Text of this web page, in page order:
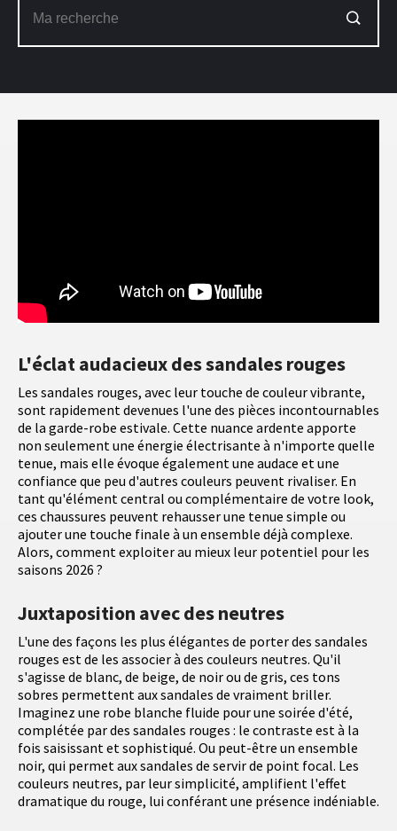
L'éclat audacieux des sandales rouges
Les sandales rouges, avec leur touche de couleur vibrante,
sont rapidement devenues l'une des pièces incontournables
de la garde-robe estivale. Cette nuance ardente apporte
non seulement une énergie électrisante à n'importe quelle
tenue, mais elle évoque également une audace et une
confiance que peu d'autres couleurs peuvent rivaliser. En
tant qu'élément central ou complémentaire de votre look,
ces chaussures peuvent rehausser une tenue simple ou
ajouter une touche finale à un ensemble déjà complexe.
Alors, comment exploiter au mieux leur potentiel pour les
saisons 2026 ?
Juxtaposition avec des neutres
L'une des façons les plus élégantes de porter des sandales
rouges est de les associer à des couleurs neutres. Qu'il
s'agisse de blanc, de beige, de noir ou de gris, ces tons
sobres permettent aux sandales de vraiment briller.
Imaginez une robe blanche fluide pour une soirée d'été,
complétée par des sandales rouges : le contraste est à la
fois saisissant et sophistiqué. Ou peut-être un ensemble
noir, qui permet aux sandales de servir de point focal. Les
couleurs neutres, par leur simplicité, amplifient l'effet
dramatique du rouge, lui conférant une présence indéniable.